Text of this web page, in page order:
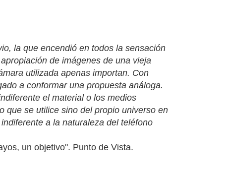
la que encendió en todos la sensación
de imágenes de una vieja
utilizada apenas importan. Con
a conformar una propuesta análoga.
el material o los medios
que se utilice sino del propio universo en
a la naturaleza del teléfono
un objetivo". Punto de Vista.